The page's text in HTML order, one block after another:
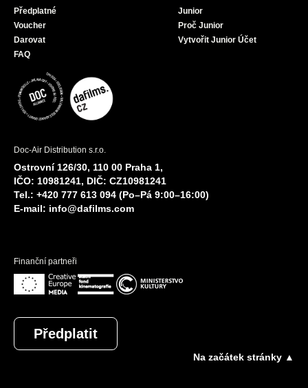
Předplatné
Voucher
Darovat
FAQ
Junior
Proč Junior
Vytvořit Junior Účet
Doc-Air Distribution s.r.o.
Ostrovní 126/30, 110 00 Praha 1,
IČO: 10981241, DIČ: CZ10981241
Tel.: +420 777 613 094 (Po–Pá 9:00–16:00)
E-mail: info@dafilms.com
Finanční partneři
Předplatit
Na začátek stránky ▲